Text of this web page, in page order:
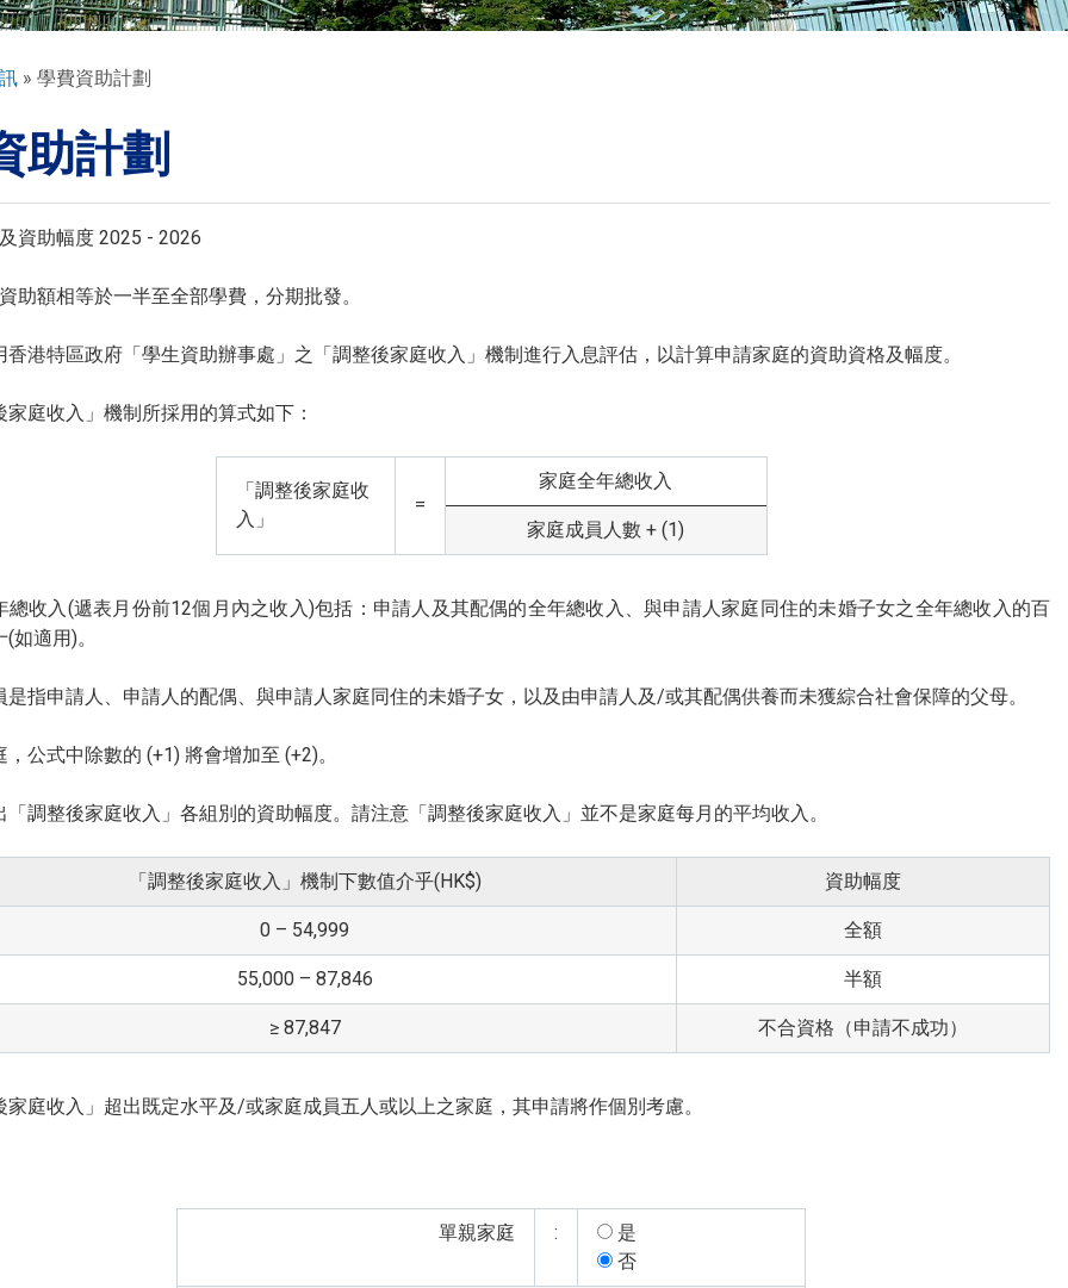
校曆表
學費資助計劃
助計劃
資助幅度 2025 - 2026
助額相等於一半至全部學費，分期批發。
香港特區政府「學生資助辦事處」之「調整後家庭收入」機制進行入息評估，以計算申請家庭的資助資格及幅度。
家庭收入」機制所採用的算式如下：
「調整後家庭收
入」
=
家庭全年總收入
家庭成員人數 + (1)
總收入(遞表月份前12個月內之收入)包括：申請人及其配偶的全年總收入、與申請人家庭同住的未婚子女之全年總收入的百
如適用)。
是指申請人、申請人的配偶、與申請人家庭同住的未婚子女，以及由申請人及/或其配偶供養而未獲綜合社會保障的父母。
，公式中除數的 (+1) 將會增加至 (+2)。
「調整後家庭收入」各組別的資助幅度。請注意「調整後家庭收入」並不是家庭每月的平均收入。
「調整後家庭收入」機制下數值介乎(HK$) 資助幅度
0 – 54,999 全額
55,000 – 87,846 半額
≥ 87,847 不合資格（申請不成功）
家庭收入」超出既定水平及/或家庭成員五人或以上之家庭，其申請將作個別考慮。
單親家庭 :
是
否